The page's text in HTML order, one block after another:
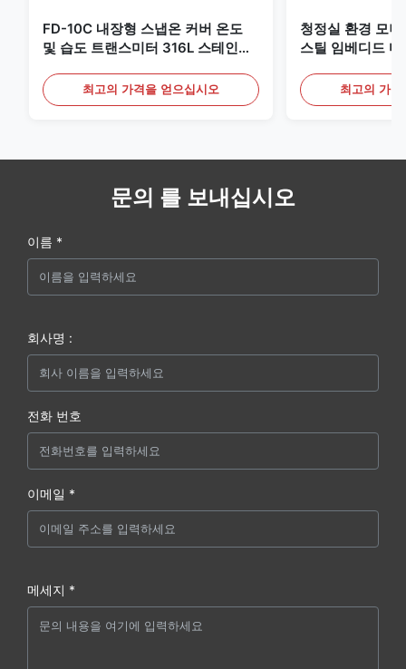
FD-10C 내장형 스냅온 커버 온도
및 습도 트랜스미터 316L 스테인리
최고의 가격을 얻으십시오
청정실 환경 모
스틸 임베디드
최고의 가
문의 를 보내십시오
이름 *
회사명 :
전화 번호
이메일 *
메세지 *